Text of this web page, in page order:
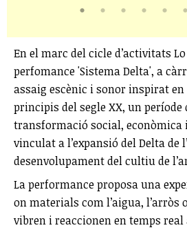
En el marc del cicle d’activitats
perfomance 'Sistema Delta', a
assaig escènic i sonor inspirat en
principis del segle XX, un període
transformació social, econòmica
vinculat a l’expansió del Delta de
desenvolupament del cultiu de
La performance proposa una
on materials com l’aigua, l’arròs
vibren i reaccionen en temps